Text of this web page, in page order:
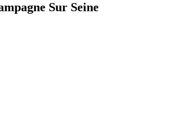
Sur Seine